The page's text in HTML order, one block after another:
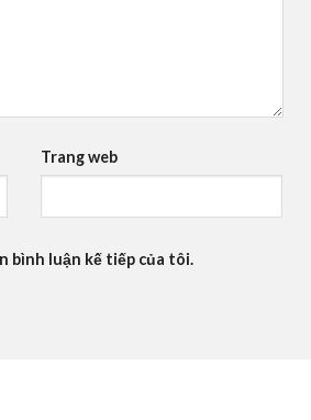
Trang web
bình luận kế tiếp của tôi.